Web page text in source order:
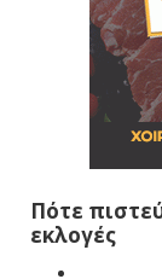
Πότε
εκλογές